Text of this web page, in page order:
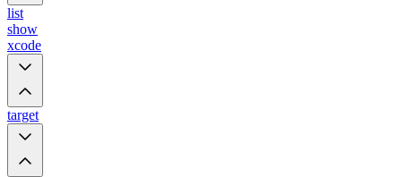
list
show
xcode
target